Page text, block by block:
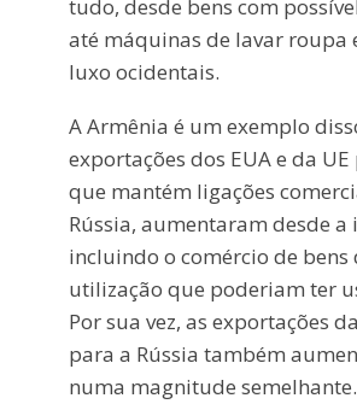
tudo, desde bens com
até máquinas de lavar roupa
luxo ocidentais.
A Armênia é um exemplo
exportações dos EUA e da
que mantém ligações
Rússia, aumentaram desde a
incluindo o comércio de bens
utilização que poderiam ter
Por sua vez, as exportações
para a Rússia também
numa magnitude semelhante.